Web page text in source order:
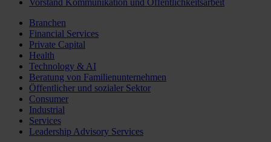
Vorstand Kommunikation und Öffentlichkeitsarbeit
Branchen
Financial Services
Private Capital
Health
Technology & AI
Beratung von Familienunternehmen
Öffentlicher und sozialer Sektor
Consumer
Industrial
Services
Leadership Advisory Services